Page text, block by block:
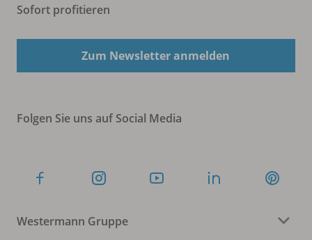
Sofort profitieren
Zum Newsletter anmelden
Folgen Sie uns auf Social Media
Westermann Gruppe